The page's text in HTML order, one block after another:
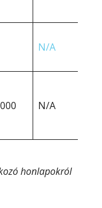
N/A
N/A
honlapokról